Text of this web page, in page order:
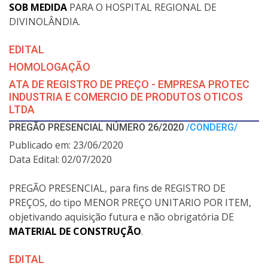
SOB MEDIDA PARA O HOSPITAL REGIONAL DE
DIVINOLÂNDIA.
EDITAL
HOMOLOGAÇÃO
ATA DE REGISTRO DE PREÇO - EMPRESA PROTEC
INDUSTRIA E COMERCIO DE PRODUTOS OTICOS
LTDA
PREGÃO PRESENCIAL NÚMERO 26/2020 /CONDERG/
Publicado em: 23/06/2020
Data Edital: 02/07/2020
PREGÃO PRESENCIAL, para fins de REGISTRO DE
PREÇOS, do tipo MENOR PREÇO UNITARIO POR ITEM,
objetivando aquisição futura e não obrigatória DE
MATERIAL DE CONSTRUÇÃO.
EDITAL